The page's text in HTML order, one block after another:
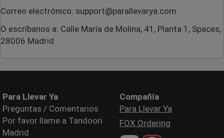
Correo electrónico: support@parallevarya.com
O escríbanos a: Calle María de Molina, 41, Planta 1, Spaces,
28006 Madrid
Para Llevar Ya
Preguntas / Comentarios
Por favor llame a Tandoori
Madrid
Compañía
Para Llevar Ya
FOX Ordering